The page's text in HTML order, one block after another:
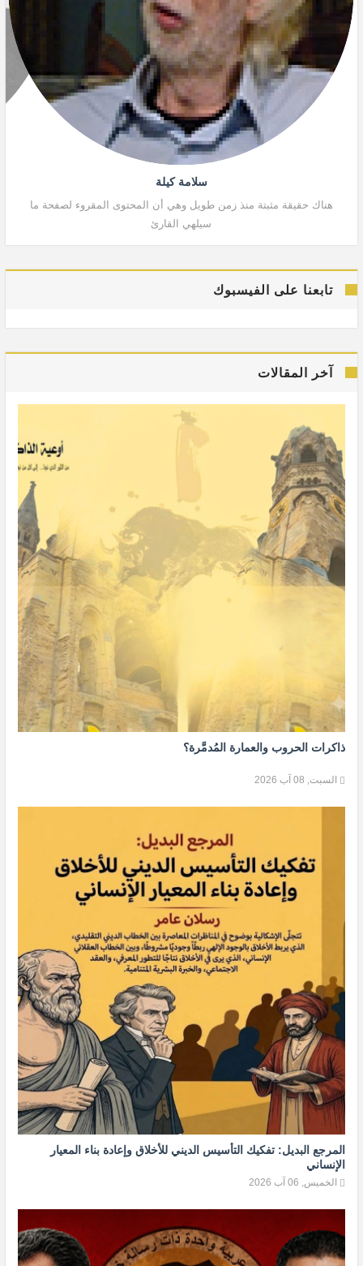
سلامة كيلة
هناك حقيقة مثبتة منذ زمن طويل وهي أن المحتوى المقروء لصفحة ما
سيلهي القارئ
تابعنا على الفيسبوك
آخر المقالات
ذاكرات الحروب والعمارة المُدمَّرة؟
السبت, 08 آب 2026
المرجع البديل: تفكيك التأسيس الديني للأخلاق وإعادة بناء المعيار
الإنساني
الخميس, 06 آب 2026